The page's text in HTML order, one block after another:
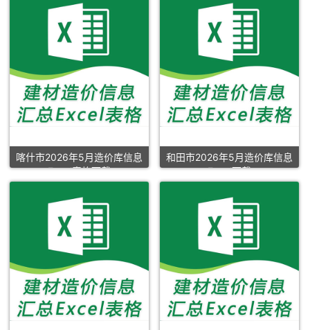
喀什市2026年5月造价库信息
Excel表格下载
和田市2026年5月造价库信息
Excel下载